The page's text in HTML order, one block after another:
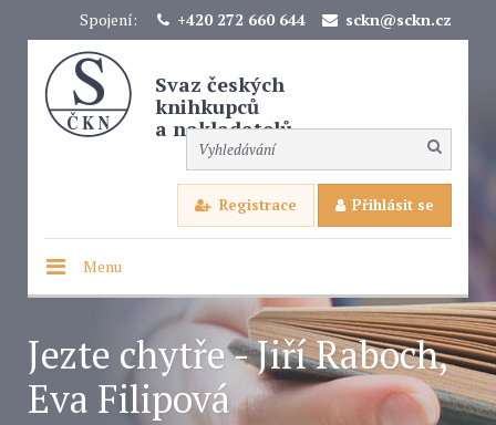
Spojení: +420 272 660 644 sckn@sckn.cz
Svaz českých
knihkupců
a nakladatelů
Registrace Přihlásit se
Menu
Jezte chytře - Jiří Raboch,
Eva Filipová